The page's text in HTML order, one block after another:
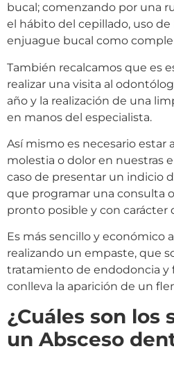
bucal; comenzando por una
el hábito del cepillado, uso de
enjuague bucal como
También recalcamos que es
realizar una visita al
año y la realización de una
en manos del especialista.
Así mismo es necesario
molestia o dolor en nuestras
caso de presentar un indicio
que programar una consulta
pronto posible y con carácter
Es más sencillo y económico
realizando un empaste, que
tratamiento de endodoncia y
conlleva la aparición de un
¿Cuáles son los
un Absceso